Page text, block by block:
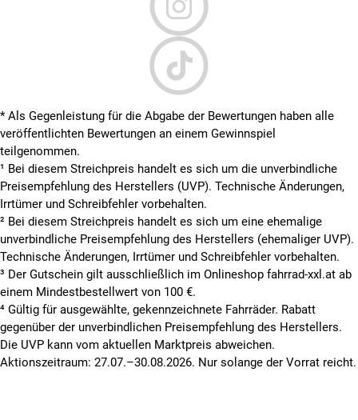
* Als Gegenleistung für die Abgabe der Bewertungen haben alle
veröffentlichten Bewertungen an einem Gewinnspiel
teilgenommen.
¹ Bei diesem Streichpreis handelt es sich um die unverbindliche
Preisempfehlung des Herstellers (UVP). Technische Änderungen,
Irrtümer und Schreibfehler vorbehalten.
² Bei diesem Streichpreis handelt es sich um eine ehemalige
unverbindliche Preisempfehlung des Herstellers (ehemaliger UVP).
Technische Änderungen, Irrtümer und Schreibfehler vorbehalten.
³ Der Gutschein gilt ausschließlich im Onlineshop fahrrad-xxl.at ab
einem Mindestbestellwert von 100 €.
⁴ Gültig für ausgewählte, gekennzeichnete Fahrräder. Rabatt
gegenüber der unverbindlichen Preisempfehlung des Herstellers.
Die UVP kann vom aktuellen Marktpreis abweichen.
Aktionszeitraum: 27.07.–30.08.2026. Nur solange der Vorrat reicht.